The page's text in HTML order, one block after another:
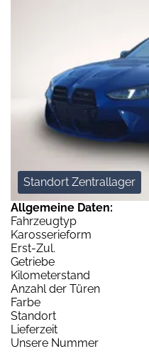
Standort Zentrallager
Allgemeine Daten:
Fahrzeugtyp
Karosserieform
Erst-Zul.
Getriebe
Kilometerstand
Anzahl der Türen
Farbe
Standort
Lieferzeit
Unsere Nummer